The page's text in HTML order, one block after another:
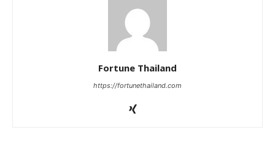
Fortune Thailand
https://fortunethailand.com